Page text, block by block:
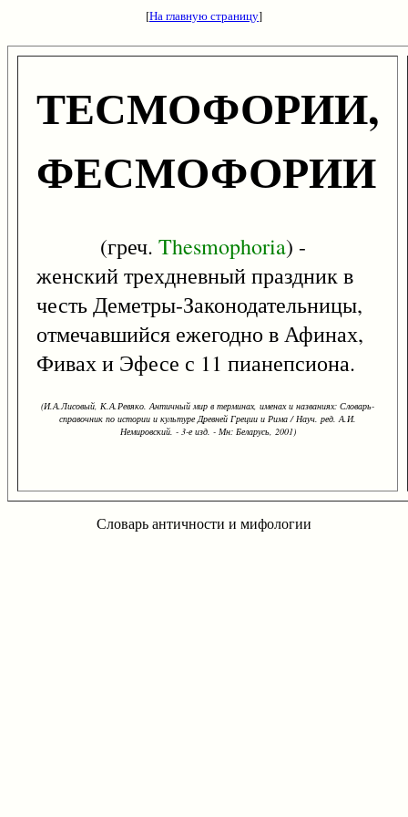
[На главную страницу]
ТЕСМОФОРИИ,
ФЕСМОФОРИИ
(греч. Thesmophoria) -
женский трехдневный праздник в
честь Деметры-Законодательницы,
отмечавшийся ежегодно в Афинах,
Фивах и Эфесе с 11 пианепсиона.
(И.А.Лисовый, К.А.Ревяко. Античный мир в терминах, именах и названиях: Словарь-
справочник по истории и культуре Древней Греции и Рима / Науч. ред. А.И.
Немировский. - 3-е изд. - Мн: Беларусь, 2001)
Словарь античности и мифологии